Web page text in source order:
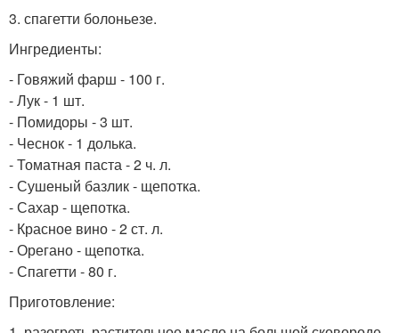
3. спагетти болоньезе.
Ингредиенты:
- Говяжий фарш - 100 г.
- Лук - 1 шт.
- Помидоры - 3 шт.
- Чеснок - 1 долька.
- Томатная паста - 2 ч. л.
- Сушеный базлик - щепотка.
- Сахар - щепотка.
- Красное вино - 2 ст. л.
- Орегано - щепотка.
- Спагетти - 80 г.
Приготовление: